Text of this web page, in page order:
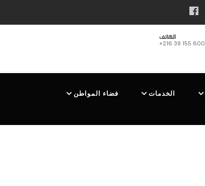
الهاتف
+216 39 155 600
الخدمات فضاء المواطن